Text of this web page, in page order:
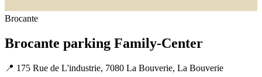
Brocante
Brocante parking Family-Center
📍 175 Rue de L'industrie, 7080 La Bouverie, La Bouverie